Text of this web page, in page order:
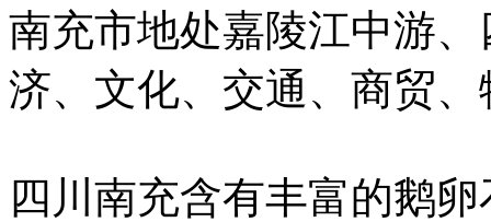
南充市地处嘉陵江中游
济、文化、交通、商贸
四川南充含有丰富的鹅